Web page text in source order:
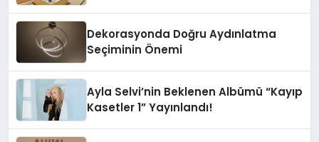
Dekorasyonda Doğru Aydınlatma
Seçiminin Önemi
Ayla Selvi’nin Beklenen Albümü “Kayıp
Kasetler 1” Yayınlandı!